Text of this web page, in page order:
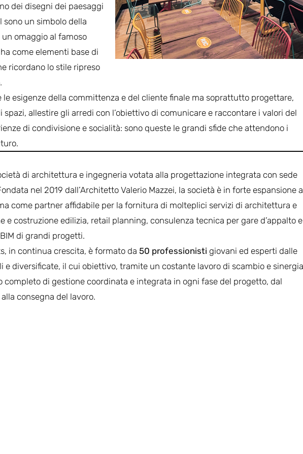
dei disegni dei paesaggi
sono un simbolo della
omaggio al famoso
come elementi base di
ricordano lo stile ripreso
le esigenze della committenza e del cliente finale ma soprattutto progettare,
allestire gli arredi con l’obiettivo di comunicare e raccontare i valori del
di condivisione e socialità: sono queste le grandi sfide che attendono i
di architettura e ingegneria votata alla progettazione integrata con sede
nel 2019 dall’Architetto Valerio Mazzei, la società è in forte espansione a
come partner affidabile per la fornitura di molteplici servizi di architettura e
e costruzione edilizia, retail planning, consulenza tecnica per gare d’appalto e
di grandi progetti.
in continua crescita, è formato da 50 professionisti giovani ed esperti dalle
e diversificate, il cui obiettivo, tramite un costante lavoro di scambio e
completo di gestione coordinata e integrata in ogni fase del progetto, dal
consegna del lavoro.